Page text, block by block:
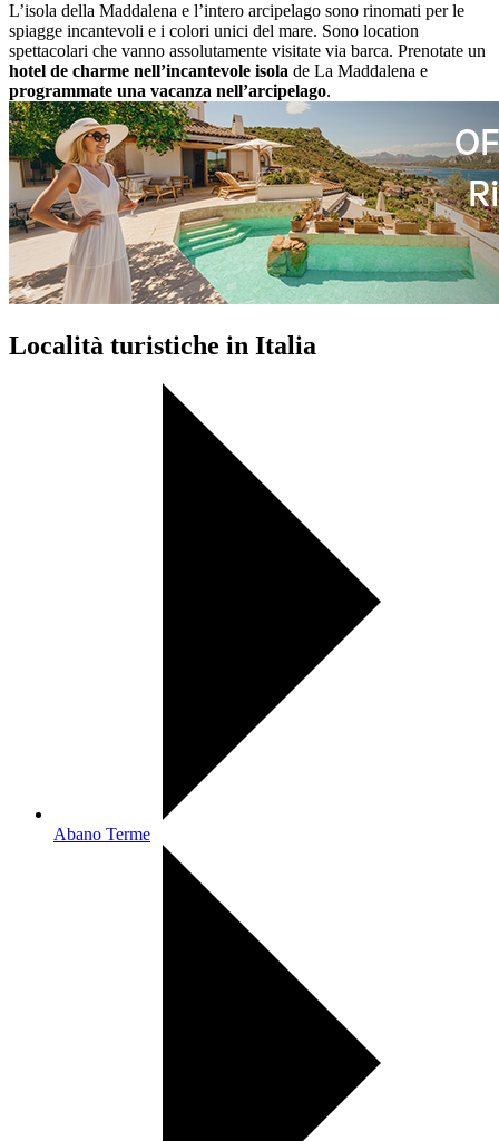
L’isola della Maddalena e l’intero arcipelago sono rinomati per le
spiagge incantevoli e i colori unici del mare. Sono location
spettacolari che vanno assolutamente visitate via barca. Prenotate un
hotel de charme nell’incantevole isola de La Maddalena e
programmate una vacanza nell’arcipelago.
Località turistiche in Italia
Abano Terme